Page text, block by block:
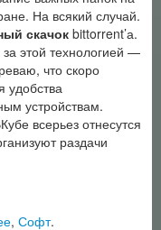
На всякий случай.
скачокbittorrent’а.
этой технологией —
что скоро
удобства
устройствам.
всерьез отнесутся
раздачи
, Софт.